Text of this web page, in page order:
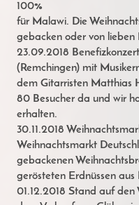
100%
für Malawi. Die
gebacken oder von lieben
23.09.2018
(Remchingen) mit
dem Gitarristen Matthias
80 Besucher da und wir
erhalten.
30.11.2018
Weihnachtsmarkt
gebackenen
gerösteten Erdnüssen
01.12.2018 Stand auf